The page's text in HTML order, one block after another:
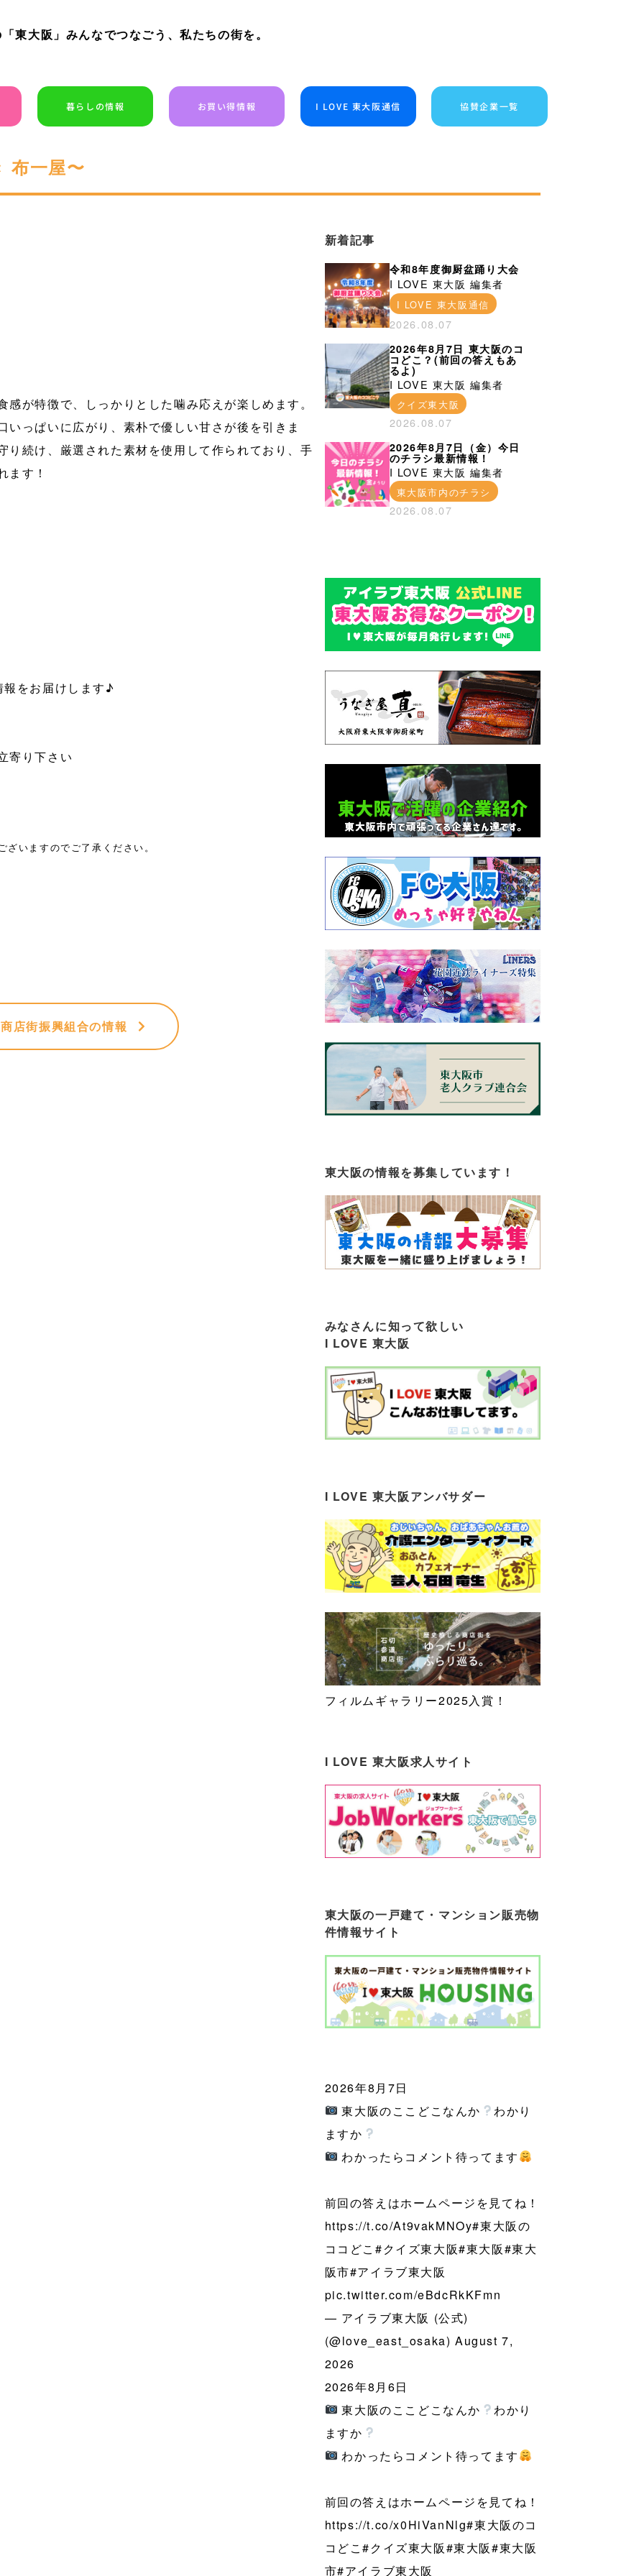
東大阪」みんなでつなごう、私たちの街を。
暮らしの情報 お買い得情報 I LOVE 東大阪通信 協賛企業一覧
布一屋〜
が特徴で、しっかりとした噛み応えが楽しめます。
っぱいに広がり、素朴で優しい甘さが後を引きま
り続け、厳選された素材を使用して作られており、手
ます！
をお届けします♪
寄り下さい
いますのでご了承ください。
店街振興組合の情報
新着記事
令和8年度御厨盆踊り大会
I LOVE 東大阪 編集者
I LOVE 東大阪通信
2026.08.07
2026年8月7日 東大阪のコ
コどこ？(前回の答えもあ
るよ)
I LOVE 東大阪 編集者
クイズ東大阪
2026.08.07
2026年8月7日（金）今日
のチラシ最新情報！
I LOVE 東大阪 編集者
東大阪市内のチラシ
2026.08.07
東大阪の情報を募集しています！
みなさんに知って欲しい
I LOVE 東大阪
I LOVE 東大阪アンバサダー
フィルムギャラリー2025入賞！
I LOVE 東大阪求人サイト
東大阪の一戸建て・マンション販売物
件情報サイト
2026年8月7日
東大阪のここどこなんか
わかり
ますか
わかったらコメント待ってます
前回の答えはホームページを見てね！
https://t.co/At9vakMNOy#東大阪の
ココどこ #クイズ東大阪#東大阪#東大
阪市#アイラブ東大阪
pic.twitter.com/eBdcRkKFmn
— アイラブ東大阪 (公式)
(@love_east_osaka) August 7,
2026
2026年8月6日
東大阪のここどこなんか
わかり
ますか
わかったらコメント待ってます
前回の答えはホームページを見てね！
https://t.co/x0HiVanNlg#東大阪のコ
コどこ#クイズ東大阪#東大阪#東大阪
市#アイラブ東大阪